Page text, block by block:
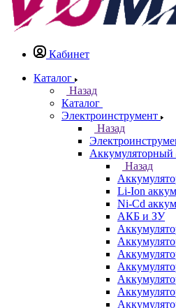
Кабинет
Каталог
Назад
Каталог
Электроинструмент
Назад
Аккумуляторный
Назад
Li-Ion
Ni-Cd
АКБ и ЗУ